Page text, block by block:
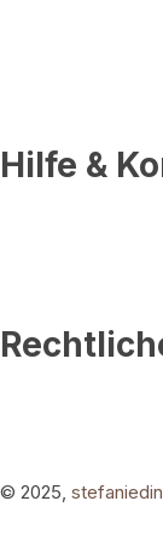
Hilfe &
© 2025,